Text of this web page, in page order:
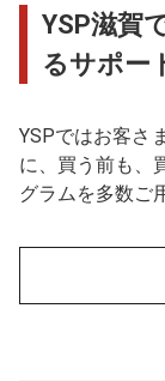
YSP滋賀
るサポー
YSPではお客さ
に、買う前も、
グラムを多数ご